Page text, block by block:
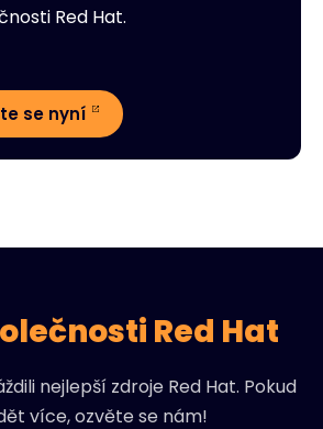
Red Hat.
se nyní
Red Hat
nejlepší zdroje Red Hat. Pokud
více, ozvěte se nám!